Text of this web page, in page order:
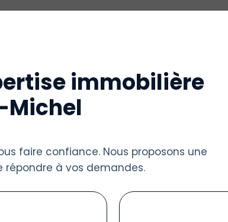
immobilière
Michel
faire confiance. Nous proposons une
à vos demandes.